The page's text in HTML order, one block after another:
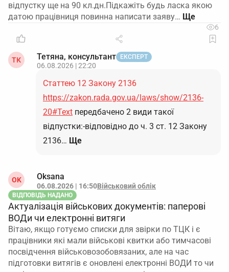
відпустку ще на 90 кл.дн.Підкажіть будь ласка якою
датою працівниця повинна написати заяву…
6
ТК Тетяна, консультант ЕКСПЕРТ
06.08.2026 | 22:20
Статтею 12 Закону 2136
https://zakon.rada.gov.ua/laws/show/2136-
20#Text передбачено 2 види такої
відпустки:-відповідно до ч. 3 ст. 12 Закону
2136… Ще
OK Oksana
06.08.2026 | 16:50Військовий облік
ВІДПОВІДЬ НАДАНО
Актуалізація військових документів: паперові
ВОДи чи електронні витяги
Вітаю, якщо готуємо списки для звірки по ТЦК і є
працівники які мали військові квитки або тимчасові
посвідчення військовозобовязаних, але на час
підготовки витягів є оновлені електронні ВОДИ то чи